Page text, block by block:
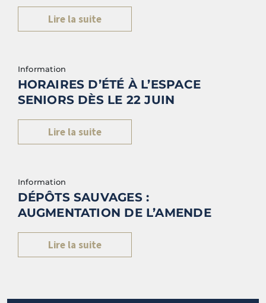
Lire la suite
HORAIRES D’ÉTÉ À L’ESPACE
SENIORS DÈS LE 22 JUIN
Information
Lire la suite
DÉPÔTS SAUVAGES :
AUGMENTATION DE L’AMENDE
Information
Lire la suite